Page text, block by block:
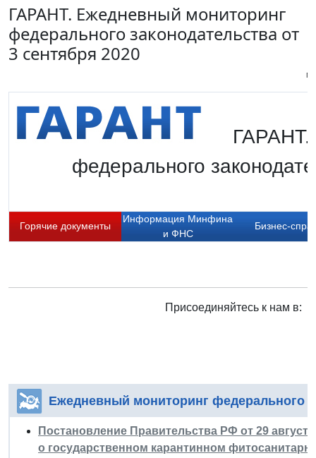
ГАРАНТ. Ежедневный мониторинг
федерального законодательства от
3 сентября 2020
ГАРАНТ.
федерального
Горячие документы
Информация Минфина
и ФНС
Бизнес-
Присоединяйтесь к нам в:
Ежедневный мониторинг федерального
Постановление Правительства РФ от 29
о государственном карантинном